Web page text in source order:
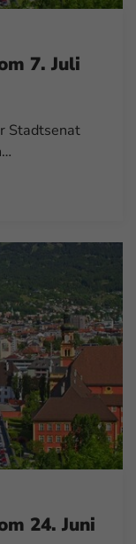
7. Juli
Stadtsenat
24. Juni